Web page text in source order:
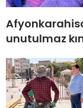
unutulmaz